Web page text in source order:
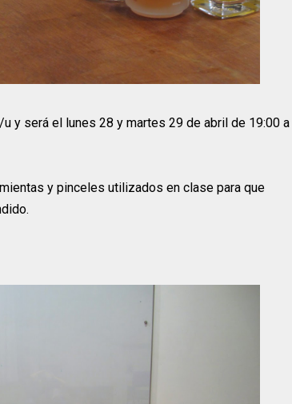
y será el lunes 28 y martes 29 de abril de 19:00 a
y pinceles utilizados en clase para que